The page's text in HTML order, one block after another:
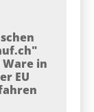
in
EU